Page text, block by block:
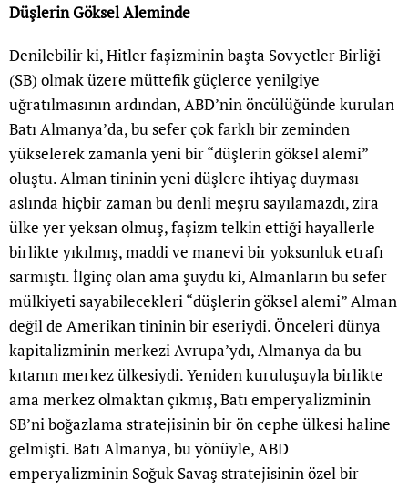
Düşlerin Göksel Aleminde
Denilebilir ki, Hitler faşizminin başta Sovyetler Birliği
(SB) olmak üzere müttefik güçlerce yenilgiye
uğratılmasının ardından, ABD’nin öncülüğünde kurulan
Batı Almanya’da, bu sefer çok farklı bir zeminden
yükselerek zamanla yeni bir “düşlerin göksel alemi”
oluştu. Alman tininin yeni düşlere ihtiyaç duyması
aslında hiçbir zaman bu denli meşru sayılamazdı, zira
ülke yer yeksan olmuş, faşizm telkin ettiği hayallerle
birlikte yıkılmış, maddi ve manevi bir yoksunluk etrafı
sarmıştı. İlginç olan ama şuydu ki, Almanların bu sefer
mülkiyeti sayabilecekleri “düşlerin göksel alemi” Alman
değil de Amerikan tininin bir eseriydi. Önceleri dünya
kapitalizminin merkezi Avrupa’ydı, Almanya da bu
kıtanın merkez ülkesiydi. Yeniden kuruluşuyla birlikte
ama merkez olmaktan çıkmış, Batı emperyalizminin
SB’ni boğazlama stratejisinin bir ön cephe ülkesi haline
gelmişti. Batı Almanya, bu yönüyle, ABD
emperyalizminin Soğuk Savaş stratejisinin özel bir